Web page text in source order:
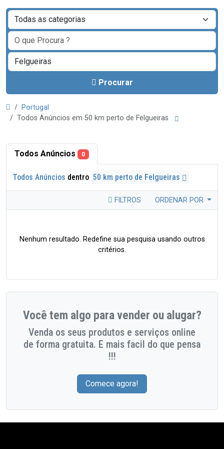
Procurar
Portugal
Todos Anúncios em 50 km perto de Felgueiras
Todos Anúncios 0
Todos Anúncios dentro 50 km perto de Felgueiras
FILTROS ORDENAR POR
Nenhum resultado. Redefine sua pesquisa usando outros
critérios.
Você tem algo para vender ou alugar?
Venda os seus produtos e serviços online
de forma gratuita. E mais facil do que pensa
!!!
Comece agora!